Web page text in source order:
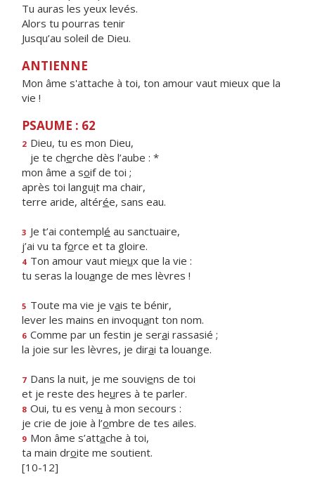
Tu auras les yeux levés.
Alors tu pourras tenir
Jusqu’au soleil de Dieu.
ANTIENNE
Mon âme s'attache à toi, ton amour vaut mieux que la
vie !
PSAUME : 62
2 Dieu, tu es mon Dieu,
je te cherche dès l’aube : *
mon âme a soif de toi ;
après toi languit ma chair,
terre aride, altérée, sans eau.
3 Je t’ai contemplé au sanctuaire,
j’ai vu ta force et ta gloire.
4 Ton amour vaut mieux que la vie :
tu seras la louange de mes lèvres !
5 Toute ma vie je vais te bénir,
lever les mains en invoquant ton nom.
6 Comme par un festin je serai rassasié ;
la joie sur les lèvres, je dirai ta louange.
7 Dans la nuit, je me souviens de toi
et je reste des heures à te parler.
8 Oui, tu es venu à mon secours :
je crie de joie à l’ombre de tes ailes.
9 Mon âme s’attache à toi,
ta main droite me soutient.
[10-12]